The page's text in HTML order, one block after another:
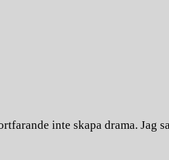
inte skapa drama. Jag